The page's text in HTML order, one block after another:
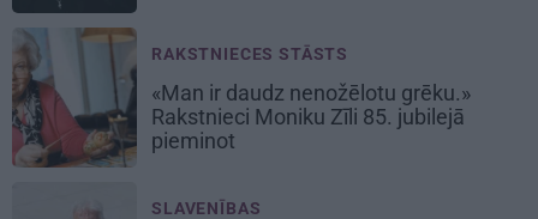
RAKSTNIECES STĀSTS
«Man ir daudz nenožēlotu grēku.»
Rakstnieci Moniku Zīli 85. jubilejā
pieminot
SLAVENĪBAS